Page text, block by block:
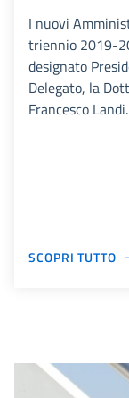
I nuovi
triennio 2019-
designato
Delegato, la
Francesco Landi.
SCOPRI TUTTO